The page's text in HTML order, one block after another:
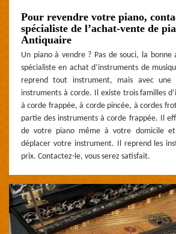
Pour revendre votre piano,
spécialiste de l’achat-vente de
Antiquaire
Un piano à vendre ? Pas de souci, la bonne
spécialiste en achat d’instruments de
reprend tout instrument, mais avec une
instruments à corde. Il existe trois familles
à corde frappée, à corde pincée, à cordes
partie des instruments à corde frappée. Il
de votre piano même à votre domicile et
déplacer votre instrument. Il reprend les
prix. Contactez-le, vous serez satisfait.